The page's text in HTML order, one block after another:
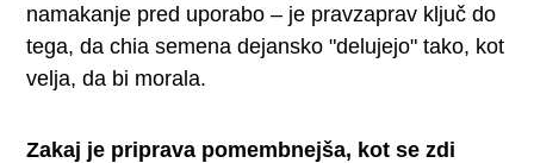
namakanje pred uporabo – je pravzaprav ključ do
tega, da chia semena dejansko "delujejo" tako, kot
velja, da bi morala.
Zakaj je priprava pomembnejša, kot se zdi